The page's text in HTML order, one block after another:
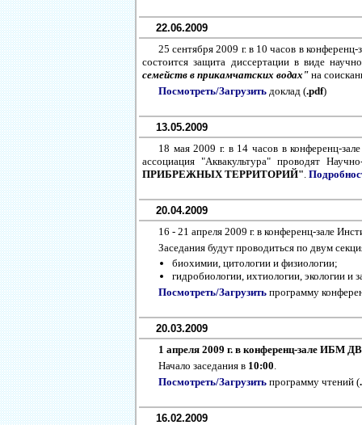
22.06.2009
25 сентября 2009 г. в 10 часов в
состоится защита диссертации в виде
семейств в прикамчатских водах" на
Посмотреть/Загрузить доклад (.pdf)
13.05.2009
18 мая 2009 г. в 14 часов в конференц-
ассоциация "Аквакультура" проводят
ПРИБРЕЖНЫХ ТЕРРИТОРИЙ".
20.04.2009
16 - 21 апреля 2009 г. в конференц-зале
Заседания будут проводиться по двум
биохимии, цитологии и физиологии;
гидробиологии, ихтиологии, экологии и
Посмотреть/Загрузить программу
20.03.2009
1 апреля 2009 г. в конференц-зале ИБМ
Начало заседания в 10:00.
Посмотреть/Загрузить программу чтений (
16.02.2009